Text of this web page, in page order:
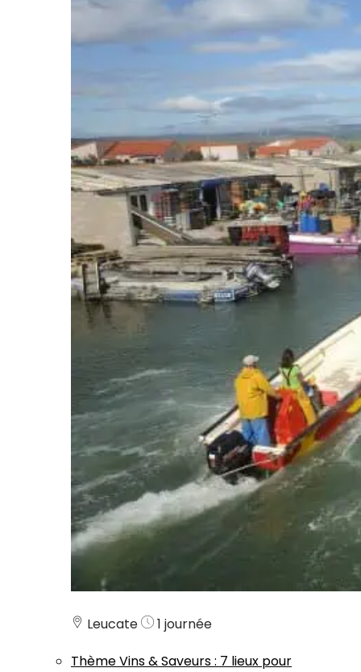
Leucate
1 journée
ThèmeVins & Saveurs: 7 lieux pour